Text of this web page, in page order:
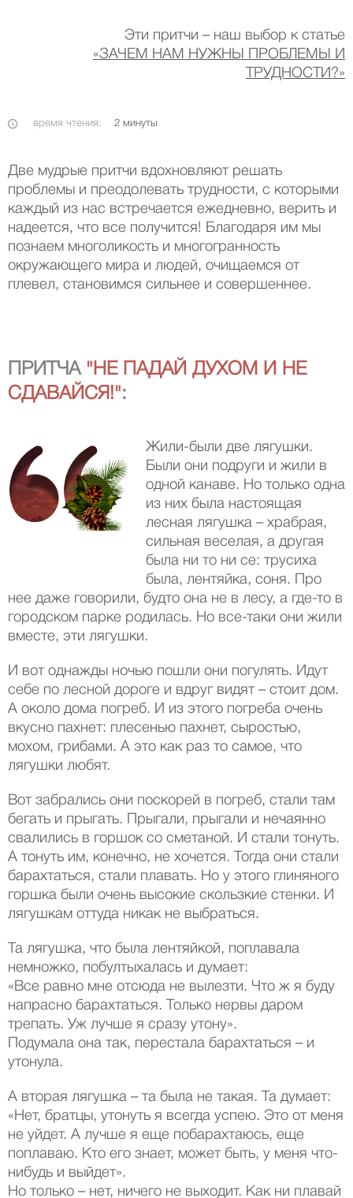
Эти притчи – наш выбор к статье
«ЗАЧЕМ НАМ НУЖНЫ ПРОБЛЕМЫ И
ТРУДНОСТИ?»
время чтения: 2 минуты
Две мудрые притчи вдохновляют решать
проблемы и преодолевать трудности, с которыми
каждый из нас встречается ежедневно, верить и
надеется, что все получится! Благодаря им мы
познаем многоликость и многогранность
окружающего мира и людей, очищаемся от
плевел, становимся сильнее и совершеннее.
ПРИТЧА "НЕ ПАДАЙ ДУХОМ И НЕ
СДАВАЙСЯ!":
Жили-были две лягушки.
Были они подруги и жили в
одной канаве. Но только одна
из них была настоящая
лесная лягушка – храбрая,
сильная веселая, а другая
была ни то ни се: трусиха
была, лентяйка, соня. Про
нее даже говорили, будто она не в лесу, а где-то в
городском парке родилась. Но все-таки они жили
вместе, эти лягушки.
И вот однажды ночью пошли они погулять. Идут
себе по лесной дороге и вдруг видят – стоит дом.
А около дома погреб. И из этого погреба очень
вкусно пахнет: плесенью пахнет, сыростью,
мохом, грибами. А это как раз то самое, что
лягушки любят.
Вот забрались они поскорей в погреб, стали там
бегать и прыгать. Прыгали, прыгали и нечаянно
свалились в горшок со сметаной. И стали тонуть.
А тонуть им, конечно, не хочется. Тогда они стали
барахтаться, стали плавать. Но у этого глиняного
горшка были очень высокие скользкие стенки. И
лягушкам оттуда никак не выбраться.
Та лягушка, что была лентяйкой, поплавала
немножко, побултыхалась и думает:
«Все равно мне отсюда не вылезти. Что ж я буду
напрасно барахтаться. Только нервы даром
трепать. Уж лучше я сразу утону».
Подумала она так, перестала барахтаться – и
утонула.
А вторая лягушка – та была не такая. Та думает:
«Нет, братцы, утонуть я всегда успею. Это от меня
не уйдет. А лучше я еще побарахтаюсь, еще
поплаваю. Кто его знает, может быть, у меня что-
нибудь и выйдет».
Но только – нет, ничего не выходит. Как ни плавай